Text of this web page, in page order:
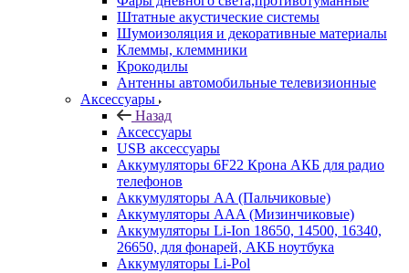
Штатные акустические системы
Шумоизоляция и декоративные материалы
Клеммы, клеммники
Крокодилы
Антенны автомобильные телевизионные
Аксессуары
Назад
Аксессуары
USB аксессуары
Аккумуляторы 6F22 Крона АКБ для радио
телефонов
Аккумуляторы AA (Пальчиковые)
Аккумуляторы AAA (Мизинчиковые)
Аккумуляторы Li-Ion 18650, 14500, 16340,
26650, для фонарей, АКБ ноутбука
Аккумуляторы Li-Pol